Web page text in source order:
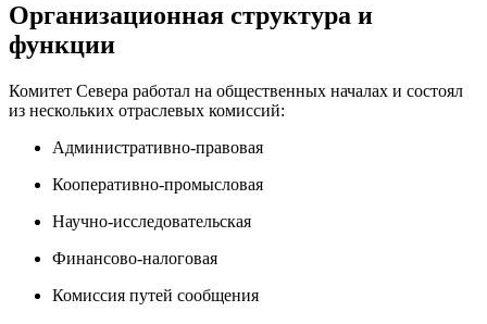
Организационная структура и
функции
Комитет Севера работал на общественных началах и состоял
из нескольких отраслевых комиссий:
Административно-правовая
Кооперативно-промысловая
Научно-исследовательская
Финансово-налоговая
Комиссия путей сообщения